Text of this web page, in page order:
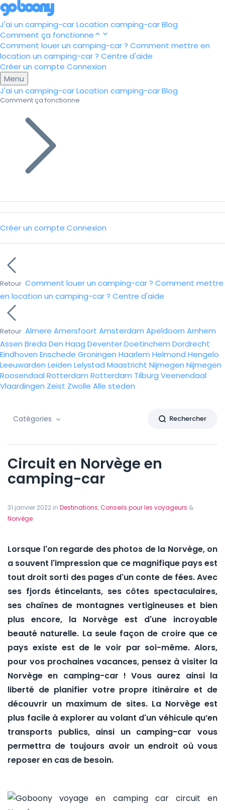
J'ai un camping-carLocation camping-carBlog
Comment ça fonctionne
Comment louer un camping-car ? Comment mettre en
location un camping-car ? Centre d'aide
Créer un compte Connexion
Menu
J'ai un camping-carLocation camping-carBlog
Comment ça fonctionne
Créer un compte Connexion
Retour Comment louer un camping-car ? Comment mettre
en location un camping-car ? Centre d'aide
Retour Almere Amersfoort Amsterdam Apeldoorn Arnhem
Assen Breda Den Haag DeventerDoetinchem Dordrecht
Eindhoven Enschede Groningen Haarlem Helmond Hengelo
Leeuwarden Leiden Lelystad Maastricht Nijmegen Nijmegen
Roosendaal Rotterdam Rotterdam Tilburg Veenendaal
Vlaardingen Zeist Zwolle Alle steden
Catégories Rechercher
Circuit en Norvège en
camping-car
31 janvier 2022 in Destinations,Conseils pour les voyageurs &
Norvège
Lorsque l'on regarde des photos de la Norvège, on
a souvent l'impression que ce magnifique pays est
tout droit sorti des pages d'un conte de fées. Avec
ses fjords étincelants, ses côtes spectaculaires,
ses chaînes de montagnes vertigineuses et bien
plus encore, la Norvège est d'une incroyable
beauté naturelle. La seule façon de croire que ce
pays existe est de le voir par soi-même. Alors,
pour vos prochaines vacances, pensez à visiter la
Norvège en camping-car ! Vous aurez ainsi la
liberté de planifier votre propre itinéraire et de
découvrir un maximum de sites. La Norvège est
plus facile à explorer au volant d'un véhicule qu’en
transports publics, ainsi un camping-car vous
permettra de toujours avoir un endroit où vous
reposer en cas de besoin.